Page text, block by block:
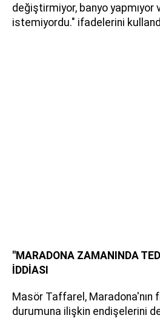
değiştirmiyor, banyo yapmıyor
istemiyordu." ifadelerini
"MARADONA ZAMANINDA
İDDİASI
Masör Taffarel, Maradona'nın
durumuna ilişkin endişelerini